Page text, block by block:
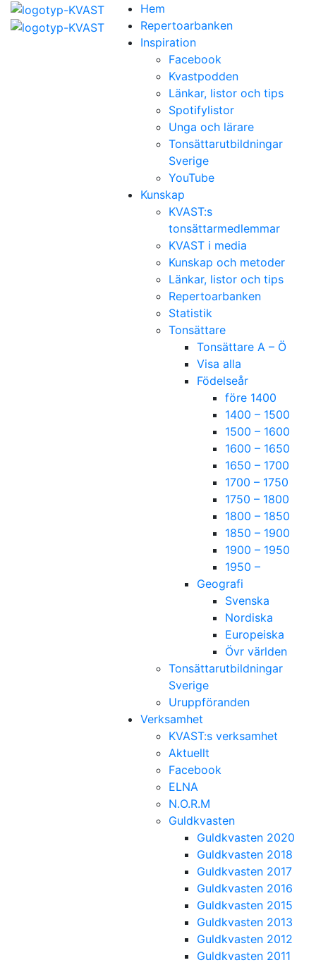
Hem
Repertoarbanken
Inspiration
Facebook
Kvastpodden
Länkar, listor och tips
Spotifylistor
Unga och lärare
Tonsättarutbildningar
Sverige
YouTube
Kunskap
KVAST:s
tonsättarmedlemmar
KVAST i media
Kunskap och metoder
Länkar, listor och tips
Repertoarbanken
Statistik
Tonsättare
Tonsättare A – Ö
Visa alla
Födelseår
före 1400
1400 – 1500
1500 – 1600
1600 – 1650
1650 – 1700
1700 – 1750
1750 – 1800
1800 – 1850
1850 – 1900
1900 – 1950
1950 –
Geografi
Svenska
Nordiska
Europeiska
Övr världen
Tonsättarutbildningar
Sverige
Uruppföranden
Verksamhet
KVAST:s verksamhet
Aktuellt
Facebook
ELNA
N.O.R.M
Guldkvasten
Guldkvasten 2020
Guldkvasten 2018
Guldkvasten 2017
Guldkvasten 2016
Guldkvasten 2015
Guldkvasten 2013
Guldkvasten 2012
Guldkvasten 2011